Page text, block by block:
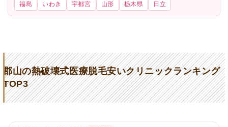
福島 いわき 宇都宮 山形 栃木県 日立
郡山の熱破壊式医療脱毛安いクリニックランキング
TOP3